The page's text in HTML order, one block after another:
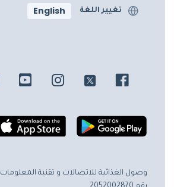
تغيير اللغة English
وصول الغذائية للاتصالات و تقنية المعلومات